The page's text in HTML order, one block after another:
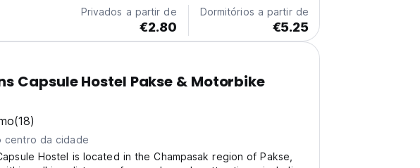
Privados a partir de
€2.80
Dormitórios a partir de
€5.25
Capsule Hostel Pakse & Motorbike
(18)
centro da cidade
Hostel is located in the Champasak region of Pakse,